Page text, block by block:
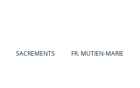
SACREMENTS FR. MUTIEN-MARIE